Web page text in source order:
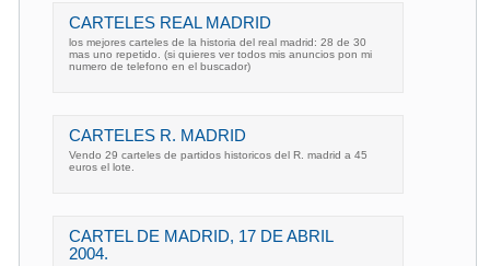
CARTELES REAL MADRID
los mejores carteles de la historia del real madrid: 28 de 30
mas uno repetido. (si quieres ver todos mis anuncios pon mi
numero de telefono en el buscador)
CARTELES R. MADRID
Vendo 29 carteles de partidos historicos del R. madrid a 45
euros el lote.
CARTEL DE MADRID, 17 DE ABRIL
2004.